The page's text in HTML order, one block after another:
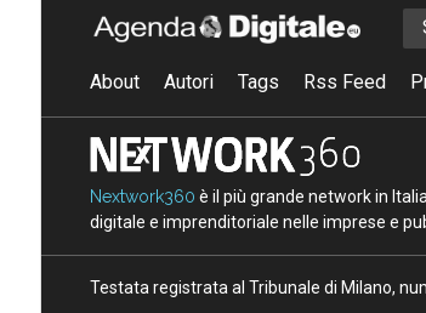
About Autori Tags Rss Feed
Nextwork360 è il più grande network in
digitale e imprenditoriale nelle imprese e
Testata registrata al Tribunale di Milano,